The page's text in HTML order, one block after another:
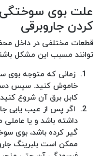
علت بوی سوختگی
کردن جاروبرقی
قطعات مختلفی در داخل
توانند مسبب این مشکل
زمانی که متوجه بوی
خاموش کنید. سپس
کابل برق آن شروع
اگر پس از عیب یابی
داشته باشد و یا
گیر کرده باشد، بوی
ممکن است بلبرینگ